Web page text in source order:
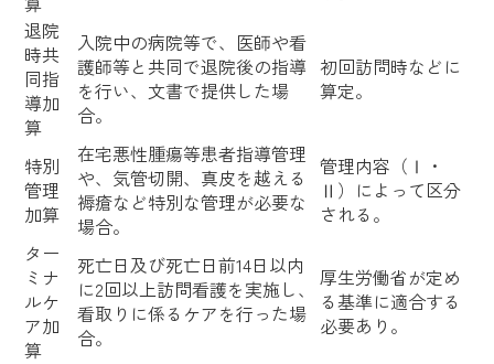
退院
時共
同指
導加
算
入院中の病院等で、医師や看
護師等と共同で退院後の指導
を行い、文書で提供した場
合。
初回訪問時などに
算定。
特別
管理
加算
在宅悪性腫瘍等患者指導管理
や、気管切開、真皮を越える
褥瘡など特別な管理が必要な
場合。
管理内容（Ⅰ・
Ⅱ）によって区分
される。
ター
ミナ
ルケ
ア加
算
死亡日及び死亡日前14日以内
に2回以上訪問看護を実施し、
看取りに係るケアを行った場
合。
厚生労働省が定め
る基準に適合する
必要あり。